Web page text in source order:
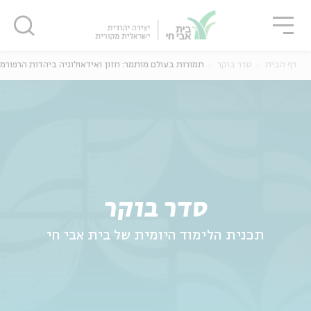
סדר בוקר
תכנית הלימוד היומית של בית אבי חי
דף הבית סדר בוקר תמורות בעולם מותמר: חזון ואידאולוגיה ביהדות
סגור